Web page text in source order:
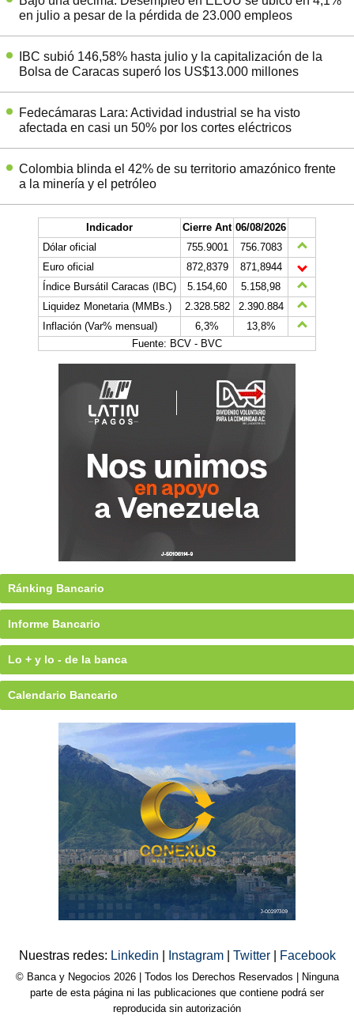
en julio a pesar de la pérdida de 23.000 empleos
IBC subió 146,58% hasta julio y la capitalización de la
Bolsa de Caracas superó los US$13.000 millones
Fedecámaras Lara: Actividad industrial se ha visto
afectada en casi un 50% por los cortes eléctricos
Colombia blinda el 42% de su territorio amazónico frente
a la minería y el petróleo
Indicador Cierre Ant 06/08/2026
Dólar oficial
755.9001
756.7083
Euro oficial
872,8379
871,8944
Índice Bursátil Caracas (IBC)
5.154,60
5.158,98
Liquidez Monetaria (MMBs.)
2.328.582
2.390.884
Inflación (Var% mensual)
6,3%
13,8%
Fuente: BCV - BVC
Ránking Bancario
Informe Bancario
Lo + y lo - de la banca
Calendario Bancario
Nuestras redes: Linkedin Instagram Twitter Facebook
© Banca y Negocios 2026 | Todos los Derechos Reservados | Ninguna
parte de esta página ni las publicaciones que contiene podrá ser
reproducida sin autorización